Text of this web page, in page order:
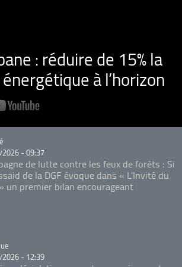
: réduire de 15% la
à l’horizon
- 09:37
de lutte contre les feux de forêts : Si
de la DGF évoque dans « L'Invité du
un premier bilan encourageant
- 12:39